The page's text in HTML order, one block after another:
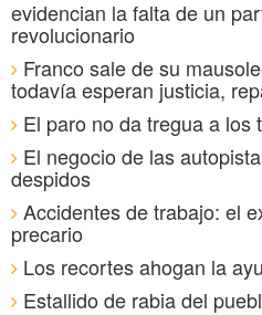
evidencian la falta de un
revolucionario
Franco sale de su
todavía esperan justicia,
El paro no da tregua a los
El negocio de las
despidos
Accidentes de trabajo: el
precario
Los recortes ahogan la
Estallido de rabia del